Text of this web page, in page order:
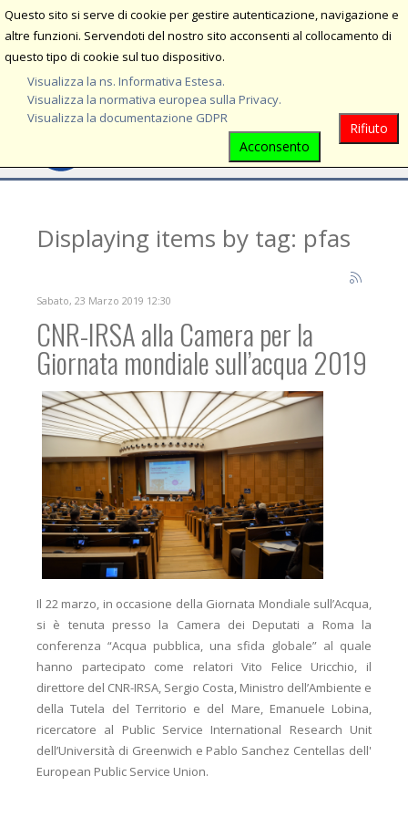
MENU
Displaying items by tag: pfas
Sabato, 23 Marzo 2019 12:30
CNR-IRSA alla Camera per la
Giornata mondiale sull’acqua 2019
Il 22 marzo, in occasione della Giornata Mondiale sull’Acqua,
si è tenuta presso la Camera dei Deputati a Roma la
conferenza “Acqua pubblica, una sfida globale” al quale
hanno partecipato come relatori Vito Felice Uricchio, il
direttore del CNR-IRSA, Sergio Costa, Ministro dell’Ambiente e
della Tutela del Territorio e del Mare, Emanuele Lobina,
ricercatore al Public Service International Research Unit
dell’Università di Greenwich e Pablo Sanchez Centellas dell'
European Public Service Union.
Questo sito si serve di cookie per gestire autenticazione, navigazione e
altre funzioni. Servendoti del nostro sito acconsenti al collocamento di
questo tipo di cookie sul tuo dispositivo.
Visualizza la ns. Informativa Estesa.
Visualizza la normativa europea sulla Privacy.
Visualizza la documentazione GDPR
Rifiuto
Acconsento